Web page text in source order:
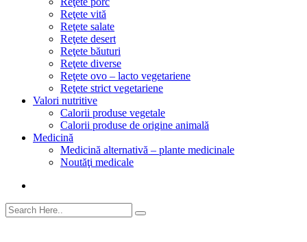
Reţete vită
Reţete salate
Reţete desert
Reţete băuturi
Reţete diverse
Reţete ovo – lacto vegetariene
Reţete strict vegetariene
Valori nutritive
Calorii produse vegetale
Calorii produse de origine animală
Medicină
Medicină alternativă – plante medicinale
Noutăţi medicale